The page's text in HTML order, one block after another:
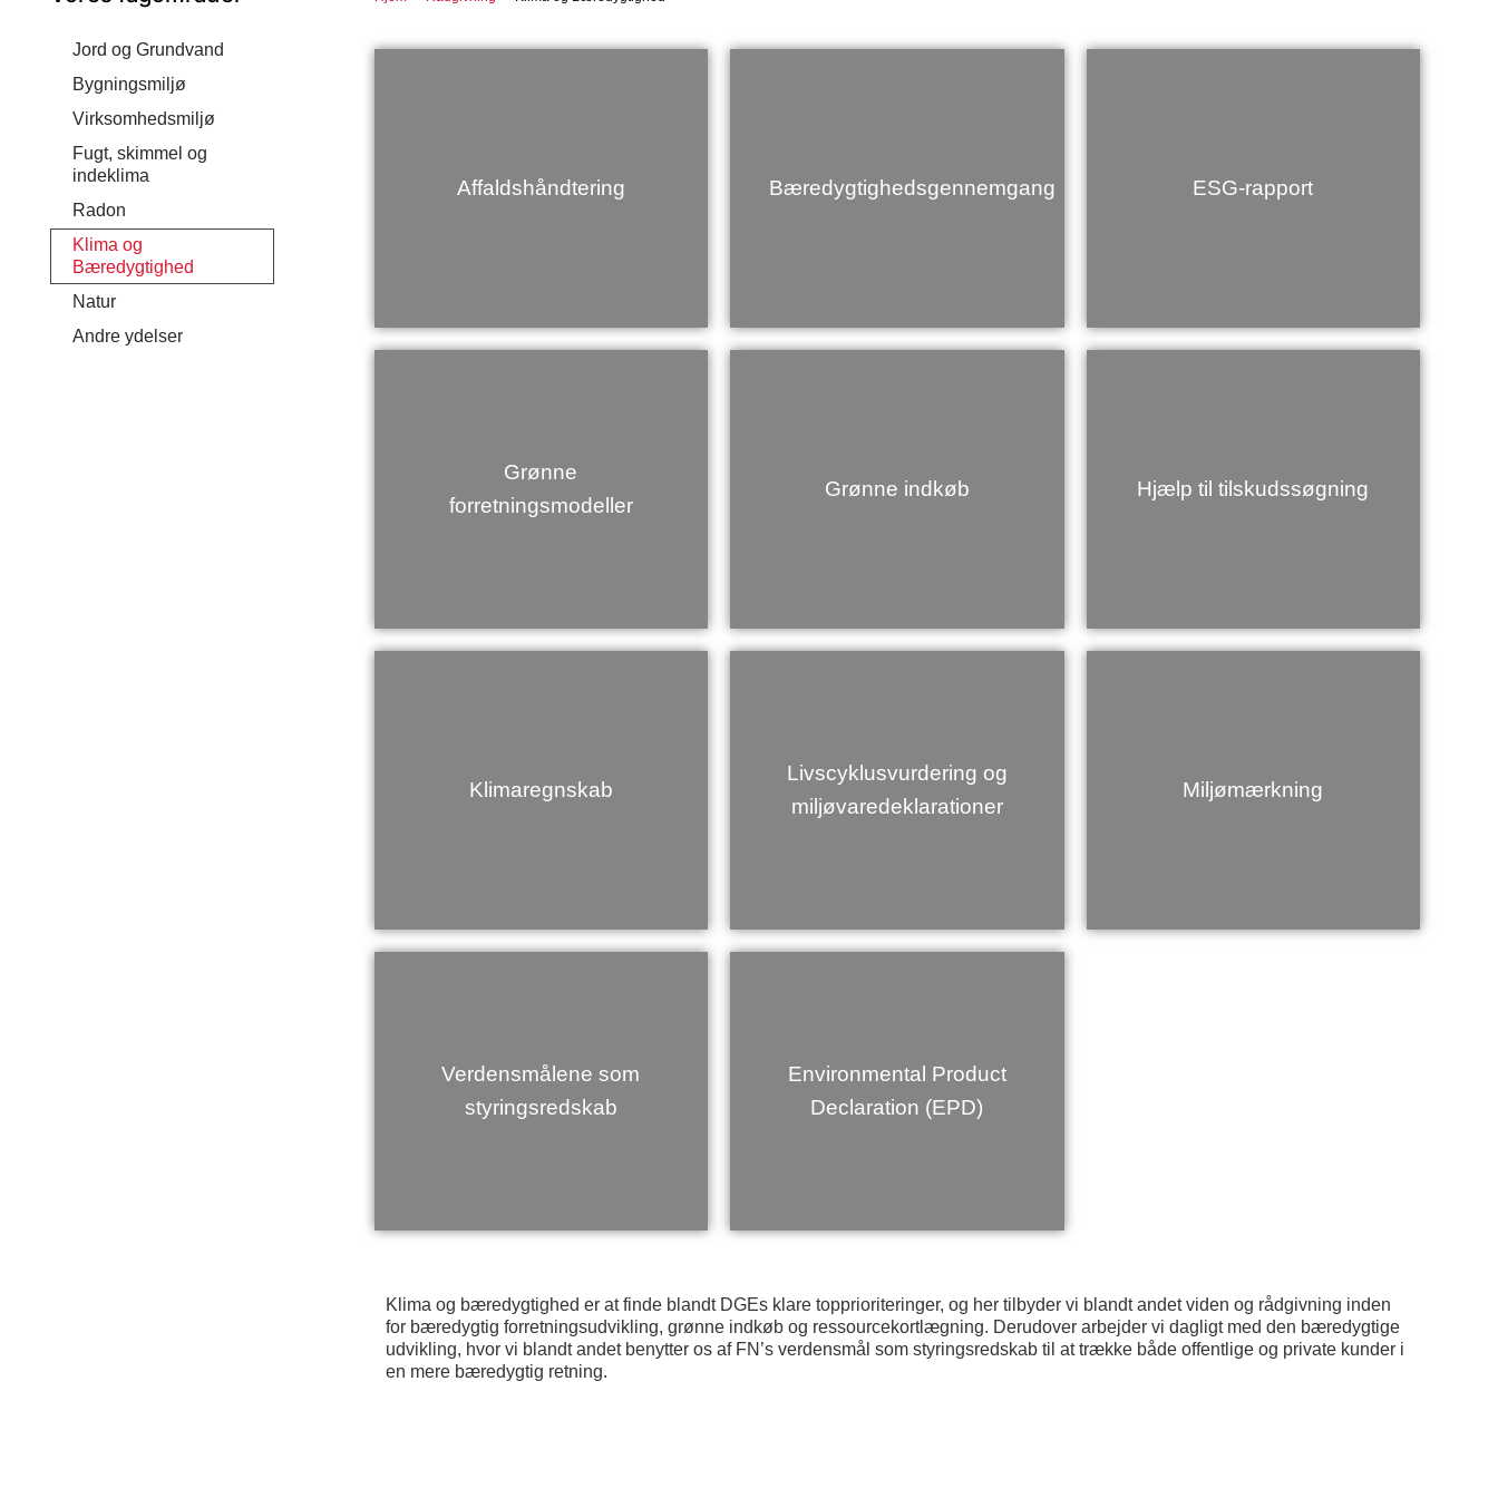
Jord og Grundvand
Bygningsmiljø
Virksomhedsmiljø
Fugt, skimmel og
indeklima
Radon
Klima og
Bæredygtighed
Natur
Andre ydelser
Affaldshåndtering Bæredygtighedsgennemgang ESG-rapport
Grønne
forretningsmodeller
Grønne indkøb Hjælp til tilskudssøgning
Klimaregnskab
Livscyklusvurdering og
miljøvaredeklarationer
Miljømærkning
Verdensmålene som
styringsredskab
Environmental Product
Declaration (EPD)
Klima og bæredygtighed er at finde blandt DGEs klare topprioriteringer, og her tilbyder vi blandt andet viden og rådgivning inden
for bæredygtig forretningsudvikling, grønne indkøb og ressourcekortlægning. Derudover arbejder vi dagligt med den bæredygtige
udvikling, hvor vi blandt andet benytter os af FN’s verdensmål som styringsredskab til at trække både offentlige og private kunder i
en mere bæredygtig retning.